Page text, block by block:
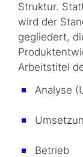
Struktur.
wird der
gegliedert,
Arbeitstitel
Analyse
Betrieb